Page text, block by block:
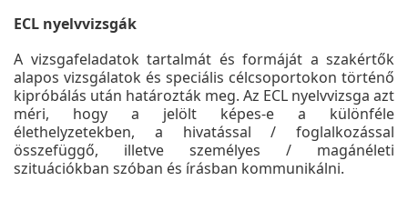
ECL nyelvvizsgák
A vizsgafeladatok tartalmát és formáját a szakértők
alapos vizsgálatok és speciális célcsoportokon történő
kipróbálás után határozták meg. Az ECL nyelvvizsga azt
méri, hogy a jelölt képes-e a különféle
élethelyzetekben, a hivatással / foglalkozással
összefüggő, illetve személyes / magánéleti
szituációkban szóban és írásban kommunikálni.